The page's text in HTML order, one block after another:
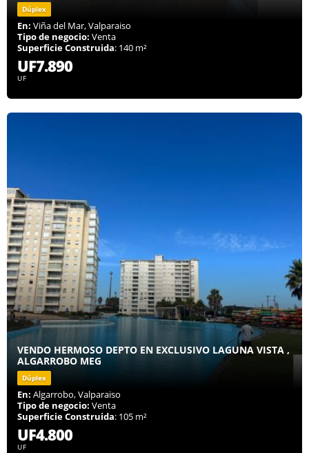
Dúplex
En: Viña del Mar, Valparaiso
Tipo de negocio: Venta
Superficie Construida: 140 m²
UF7.890
UF
VENDO HERMOSO DEPTO EN EXCLUSIVO LAGUNA VISTA ,
ALGARROBO MEG
Dúplex
En: Algarrobo, Valparaiso
Tipo de negocio: Venta
Superficie Construida: 105 m²
UF4.800
UF